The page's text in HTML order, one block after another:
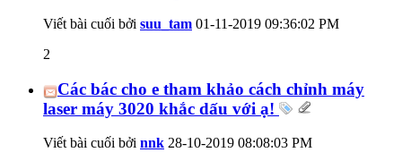
Viết bài cuối bởi suu_tam 01-11-2019 09:36:02 PM
2
Các bác cho e tham khảo cách chỉnh máy
laser máy 3020 khắc dấu với ạ!
Viết bài cuối bởi nnk 28-10-2019 08:08:03 PM